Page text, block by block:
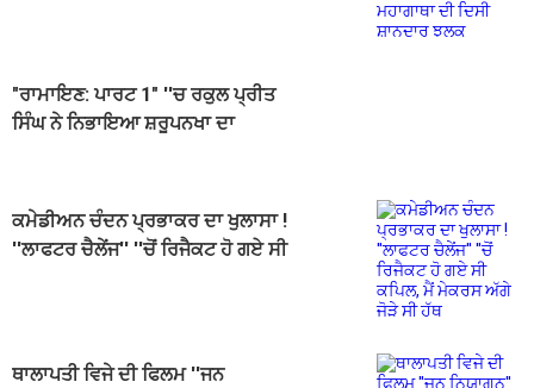
"ਰਾਮਾਇਣ: ਪਾਰਟ 1" ''ਚ ਰਕੁਲ ਪ੍ਰੀਤ
ਸਿੰਘ ਨੇ ਨਿਭਾਇਆ ਸ਼ਰੂਪਨਖਾ ਦਾ
ਕਮੇਡੀਅਨ ਚੰਦਨ ਪ੍ਰਭਾਕਰ ਦਾ ਖੁਲਾਸਾ !
''ਲਾਫਟਰ ਚੈਲੇਂਜ'' ''ਚੋਂ ਰਿਜੈਕਟ ਹੋ ਗਏ ਸੀ
ਥਾਲਾਪਤੀ ਵਿਜੇ ਦੀ ਫਿਲਮ ''ਜਨ